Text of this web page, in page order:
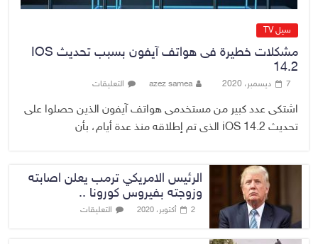
سيل TV
مشكلات خطيرة فى هواتف آيفون بسبب تحديث IOS
14.2
7 ديسمبر، 2020 azez samea التعليقات
اشتكى عدد كبير من مستخدمى هواتف آيفون الذين حصلوا على
تحديث iOS 14.2 الذى تم إطلاقه منذ عدة أيام، بأن
الرئيس الامريكي ترمب يعلن اصابته
وزوجته بفيروس كورونا ..
2 أكتوبر، 2020 التعليقات